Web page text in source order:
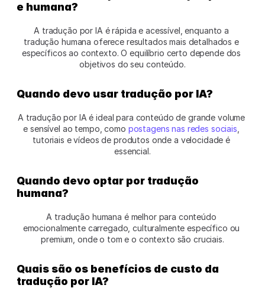
e humana?
A tradução por IA é rápida e acessível, enquanto a
tradução humana oferece resultados mais detalhados e
específicos ao contexto. O equilíbrio certo depende dos
objetivos do seu conteúdo.
Quando devo usar tradução por IA?
A tradução por IA é ideal para conteúdo de grande volume
e sensível ao tempo, como postagens nas redes sociais,
tutoriais e vídeos de produtos onde a velocidade é
essencial.
Quando devo optar por tradução
humana?
A tradução humana é melhor para conteúdo
emocionalmente carregado, culturalmente específico ou
premium, onde o tom e o contexto são cruciais.
Quais são os benefícios de custo da
tradução por IA?